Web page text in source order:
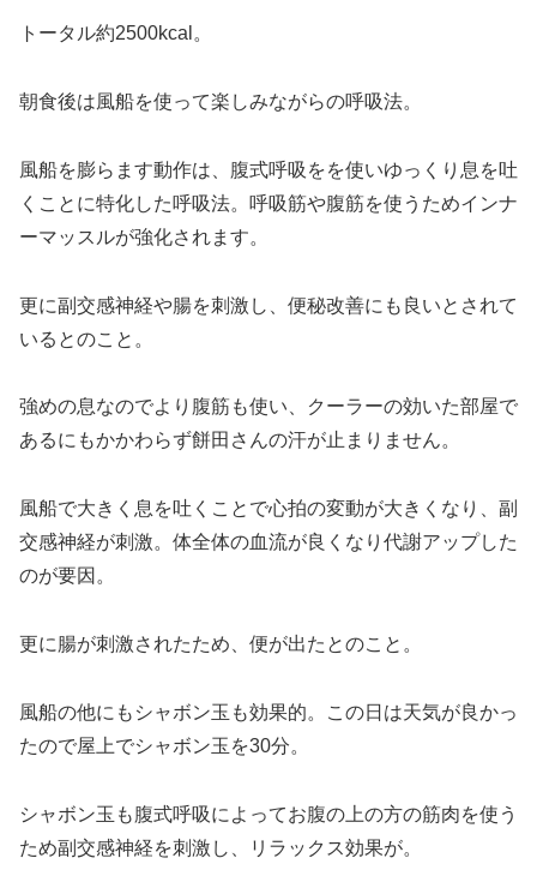
トータル約2500kcal。
朝食後は風船を使って楽しみながらの呼吸法。
風船を膨らます動作は、腹式呼吸をを使いゆっくり息を吐
くことに特化した呼吸法。呼吸筋や腹筋を使うためインナ
ーマッスルが強化されます。
更に副交感神経や腸を刺激し、便秘改善にも良いとされて
いるとのこと。
強めの息なのでより腹筋も使い、クーラーの効いた部屋で
あるにもかかわらず餅田さんの汗が止まりません。
風船で大きく息を吐くことで心拍の変動が大きくなり、副
交感神経が刺激。体全体の血流が良くなり代謝アップした
のが要因。
更に腸が刺激されたため、便が出たとのこと。
風船の他にもシャボン玉も効果的。この日は天気が良かっ
たので屋上でシャボン玉を30分。
シャボン玉も腹式呼吸によってお腹の上の方の筋肉を使う
ため副交感神経を刺激し、リラックス効果が。